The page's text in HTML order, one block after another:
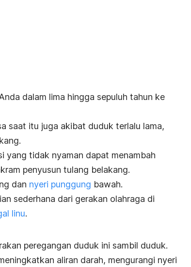
dalam lima hingga sepuluh tahun ke
saat itu juga akibat duduk terlalu lama,
yang tidak nyaman dapat menambah
penyusun tulang belakang.
dan nyeri punggung bawah.
sederhana dari gerakan olahraga di
linu.
peregangan duduk ini sambil duduk.
aliran darah, mengurangi nyeri